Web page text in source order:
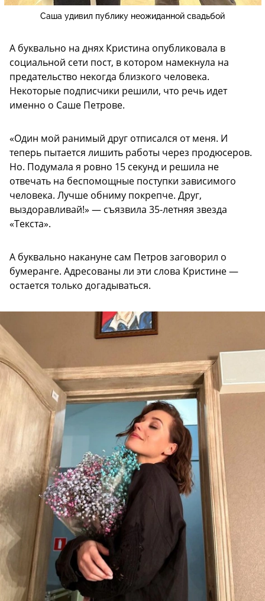
Саша удивил публику неожиданной свадьбой
А буквально на днях Кристина опубликовала в
социальной сети пост, в котором намекнула на
предательство некогда близкого человека.
Некоторые подписчики решили, что речь идет
именно о Саше Петрове.
«Один мой ранимый друг отписался от меня. И
теперь пытается лишить работы через продюсеров.
Но. Подумала я ровно 15 секунд и решила не
отвечать на беспомощные поступки зависимого
человека. Лучше обниму покрепче. Друг,
выздоравливай!» — съязвила 35-летняя звезда
«Текста».
А буквально накануне сам Петров заговорил о
бумеранге. Адресованы ли эти слова Кристине —
остается только догадываться.